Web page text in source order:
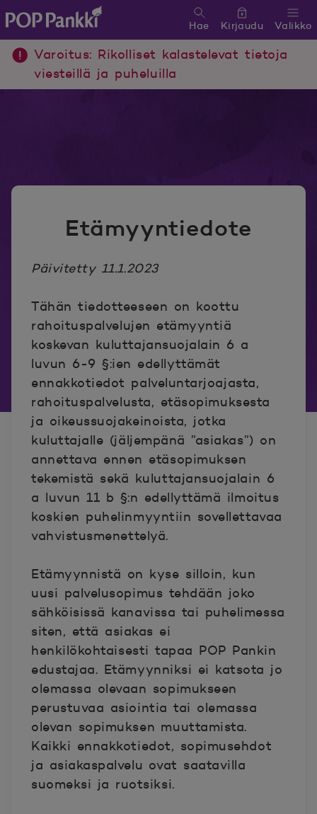
POP Pankki, etusivulle
Valikko
Hae Kirjaudu
Varoitus: Rikolliset kalastelevat tietoja
viesteillä ja puheluilla
Etämyyntiedote
Päivitetty 11.1.2023
Tähän tiedotteeseen on koottu
rahoituspalvelujen etämyyntiä
koskevan kuluttajansuojalain 6 a
luvun 6-9 §:ien edellyttämät
ennakkotiedot palveluntarjoajasta,
rahoituspalvelusta, etäsopimuksesta
ja oikeussuojakeinoista, jotka
kuluttajalle (jäljempänä ”asiakas”) on
annettava ennen etäsopimuksen
tekemistä sekä kuluttajansuojalain 6
a luvun 11 b §:n edellyttämä ilmoitus
koskien puhelinmyyntiin sovellettavaa
vahvistusmenettelyä.
Etämyynnistä on kyse silloin, kun
uusi palvelusopimus tehdään joko
sähköisissä kanavissa tai puhelimessa
siten, että asiakas ei
henkilökohtaisesti tapaa POP Pankin
edustajaa. Etämyynniksi ei katsota jo
olemassa olevaan sopimukseen
perustuvaa asiointia tai olemassa
olevan sopimuksen muuttamista.
Kaikki ennakkotiedot, sopimusehdot
ja asiakaspalvelu ovat saatavilla
suomeksi ja ruotsiksi.